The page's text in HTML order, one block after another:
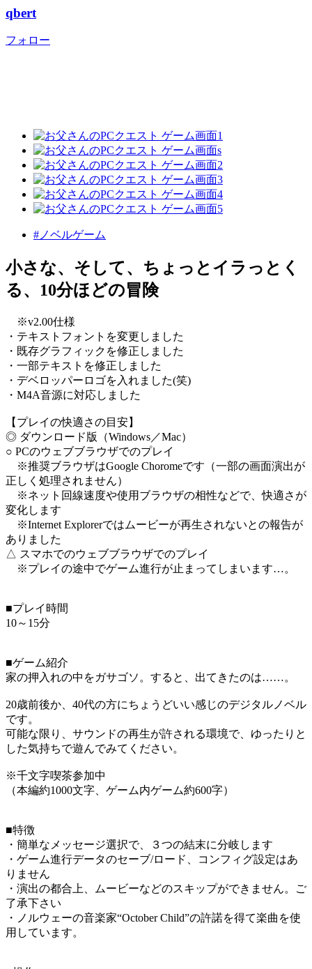
qbert
フォロー
#ノベルゲーム
小さな、そして、ちょっとイラっとく
る、10分ほどの冒険
※v2.00仕様
・テキストフォントを変更しました
・既存グラフィックを修正しました
・一部テキストを修正しました
・デベロッパーロゴを入れました(笑)
・M4A音源に対応しました
【プレイの快適さの目安】
◎ ダウンロード版（Windows／Mac）
○ PCのウェブブラウザでのプレイ
※推奨ブラウザはGoogle Choromeです（一部の画面演出が
正しく処理されません）
※ネット回線速度や使用ブラウザの相性などで、快適さが
変化します
※Internet Explorerではムービーが再生されないとの報告が
ありました
△ スマホでのウェブブラウザでのプレイ
※プレイの途中でゲーム進行が止まってしまいます…。
■プレイ時間
10～15分
■ゲーム紹介
家の押入れの中をガサゴソ。すると、出てきたのは……。
20歳前後か、40代の方にちょうどいい感じのデジタルノベル
です。
可能な限り、サウンドの再生が許される環境で、ゆったりと
した気持ちで遊んでみてください。
※千文字喫茶参加中
（本編約1000文字、ゲーム内ゲーム約600字）
■特徴
・簡単なメッセージ選択で、３つの結末に分岐します
・ゲーム進行データのセーブ/ロード、コンフィグ設定はあ
りません
・演出の都合上、ムービーなどのスキップができません。ご
了承下さい
・ノルウェーの音楽家“October Child”の許諾を得て楽曲を使
用しています。